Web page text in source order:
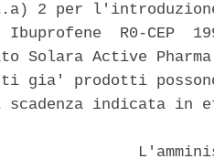
2 per
R0-CEP
Solara Active
gia' prodotti
scadenza indicata in